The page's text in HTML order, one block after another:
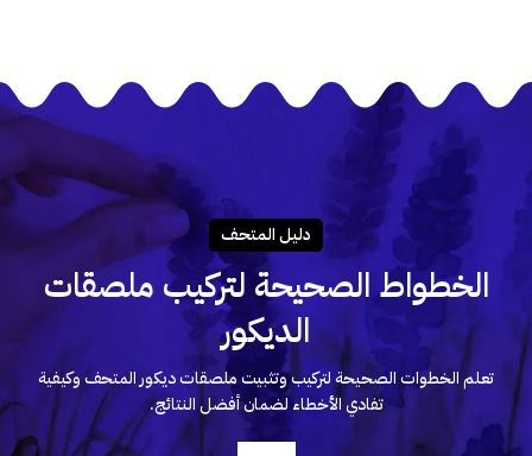
دليـل المتحـف
الخطواط الصحيحة لتركيب ملصقات
الديكور
تعلم الخطوات الصحيحة لتركيب وتثبيت ملصقات ديكور المتحف وكيفية
تفادي الأخطاء لضمان أفضل النتائج.